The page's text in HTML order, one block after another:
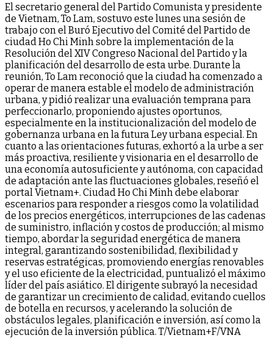
El secretario general del Partido Comunista y presidente
de Vietnam, To Lam, sostuvo este lunes una sesión de
trabajo con el Buró Ejecutivo del Comité del Partido de
ciudad Ho Chi Minh sobre la implementación de la
Resolución del XIV Congreso Nacional del Partido y la
planificación del desarrollo de esta urbe. Durante la
reunión, To Lam reconoció que la ciudad ha comenzado a
operar de manera estable el modelo de administración
urbana, y pidió realizar una evaluación temprana para
perfeccionarlo, proponiendo ajustes oportunos,
especialmente en la institucionalización del modelo de
gobernanza urbana en la futura Ley urbana especial. En
cuanto a las orientaciones futuras, exhortó a la urbe a ser
más proactiva, resiliente y visionaria en el desarrollo de
una economía autosuficiente y autónoma, con capacidad
de adaptación ante las fluctuaciones globales, reseñó el
portal Vietnam+. Ciudad Ho Chi Minh debe elaborar
escenarios para responder a riesgos como la volatilidad
de los precios energéticos, interrupciones de las cadenas
de suministro, inflación y costos de producción; al mismo
tiempo, abordar la seguridad energética de manera
integral, garantizando sostenibilidad, flexibilidad y
reservas estratégicas, promoviendo energías renovables
y el uso eficiente de la electricidad, puntualizó el máximo
líder del país asiático. El dirigente subrayó la necesidad
de garantizar un crecimiento de calidad, evitando cuellos
de botella en recursos, y acelerando la solución de
obstáculos legales, planificación e inversión, así como la
ejecución de la inversión pública. T/Vietnam+F/VNA